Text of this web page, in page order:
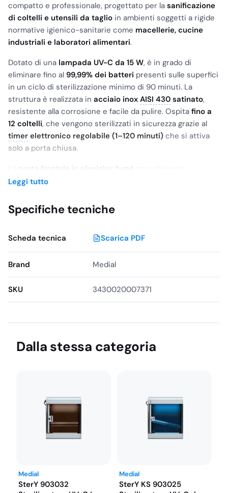
compatto e professionale, progettato per la sanificazione
di coltelli e utensili da taglio in ambienti soggetti a rigide
normative igienico-sanitarie come macellerie, cucine
industriali e laboratori alimentari.
Dotato di una lampada UV-C da 15 W, è in grado di
eliminare fino al 99,99% dei batteri presenti sulle superfici
in un ciclo di sterilizzazione minimo di 90 minuti. La
struttura è realizzata in acciaio inox AISI 430 satinato,
resistente alla corrosione e facile da pulire. Ospita fino a
12 coltelli, che vengono sterilizzati in sicurezza grazie al
timer elettronico regolabile (1–120 minuti) che si attiva
solo a porta chiusa.
porta frontale in plexiglas fumé
magnetica consente il controllo visivo del processo senza
luminosi di funzionamento, ed è conforme agli standard
HACCP
Leggi tutto
Specifiche tecniche
Scheda tecnica Scarica PDF
Brand Medial
SKU 3430020007371
Dalla stessa categoria
Medial
SterY 903032
Medial
SterY KS 903025